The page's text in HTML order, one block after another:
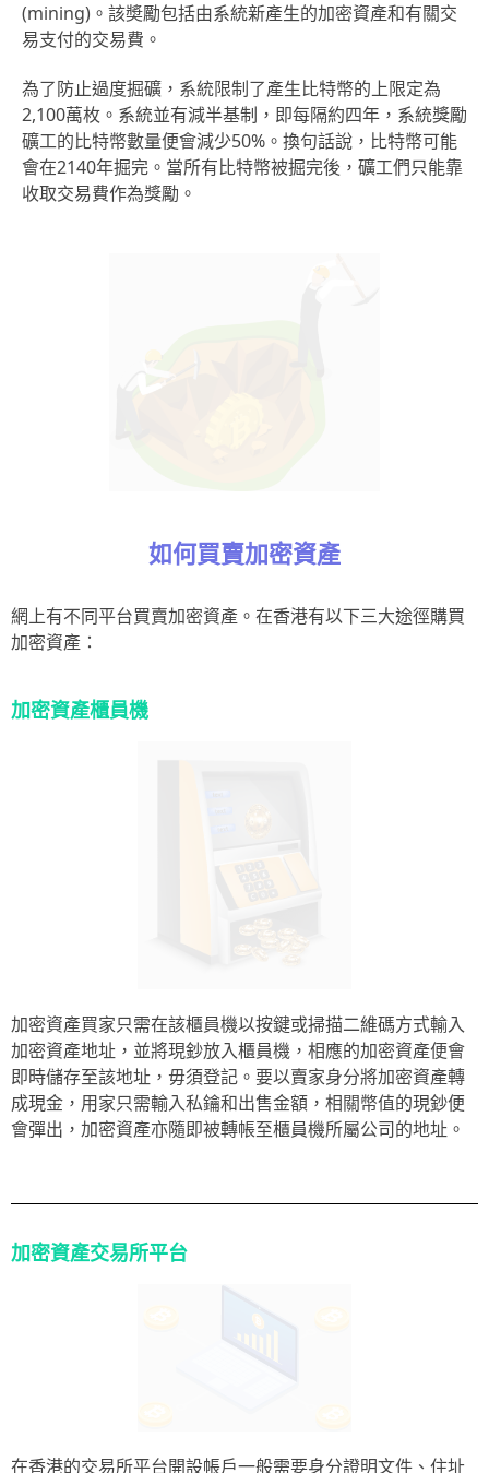
(mining)。該奬勵包括由系統新產生的加密資產和有關交
易支付的交易費。
為了防止過度掘礦，系統限制了產生比特幣的上限定為
2,100萬枚。系統並有減半基制，即每隔約四年，系統獎勵
礦工的比特幣數量便會減少50%。換句話說，比特幣可能
會在2140年掘完。當所有比特幣被掘完後，礦工們只能靠
收取交易費作為獎勵。
如何買賣加密資產
網上有不同平台買賣加密資產。在香港有以下三大途徑購買
加密資產：
加密資產櫃員機
加密資產買家只需在該櫃員機以按鍵或掃描二維碼方式輸入
加密資產地址，並將現鈔放入櫃員機，相應的加密資產便會
即時儲存至該地址，毋須登記。要以賣家身分將加密資產轉
成現金，用家只需輸入私鑰和出售金額，相關幣值的現鈔便
會彈出，加密資產亦隨即被轉帳至櫃員機所屬公司的地址。
加密資產交易所平台
在香港的交易所平台開設帳戶一般需要身分證明文件、住址